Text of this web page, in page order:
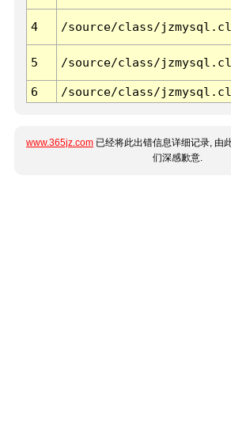
4 /source/class/
5 /source/class/
6 /source/class/
www.365jz.com 已经将此出错信息详细记录, 由
们深感歉意.